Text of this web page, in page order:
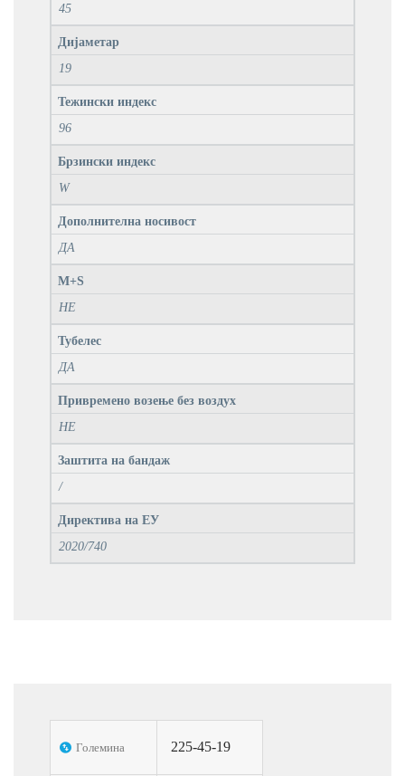
45
Дијаметар
19
Тежински индекс
96
Брзински индекс
W
Дополнителна носивост
ДА
M+S
НЕ
Тубелес
ДА
Привремено возење без воздух
НЕ
Заштита на бандаж
/
Директива на ЕУ
2020/740
Големина 225-45-19